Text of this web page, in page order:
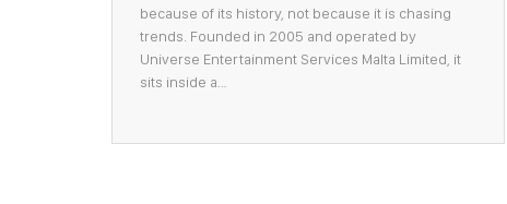
because of its history, not because it is chasing
trends. Founded in 2005 and operated by
Universe Entertainment Services Malta Limited, it
sits inside a…